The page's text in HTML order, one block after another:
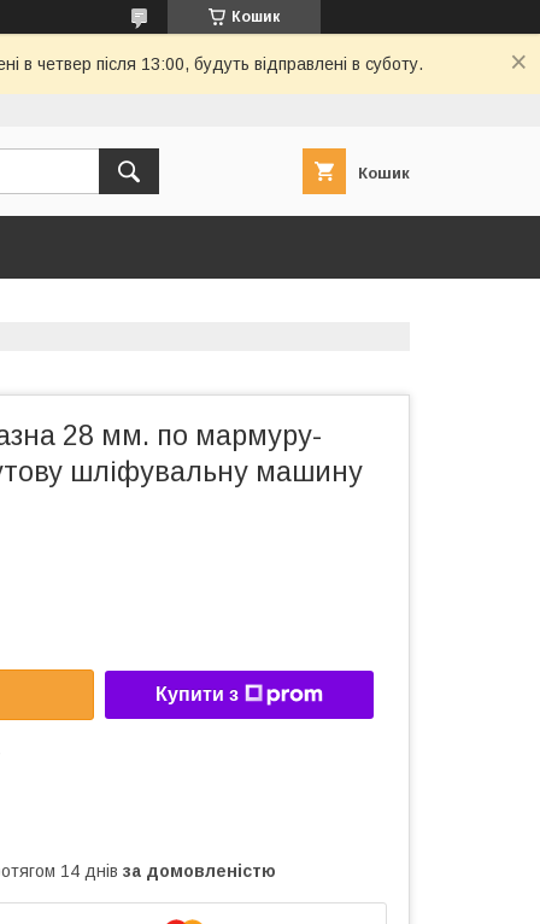
Кошик
в четвер після 13:00, будуть відправлені в суботу.
Кошик
28 мм. по мармуру-
шліфувальну машину
Купити з
14 днів за домовленістю